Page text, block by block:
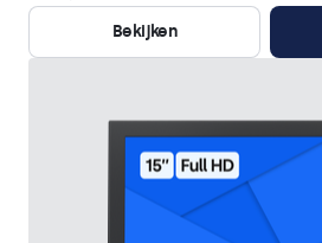
Bekijken